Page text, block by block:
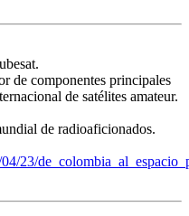
de componentes principales
de satélites amateur.
de radioaficionados.
23/